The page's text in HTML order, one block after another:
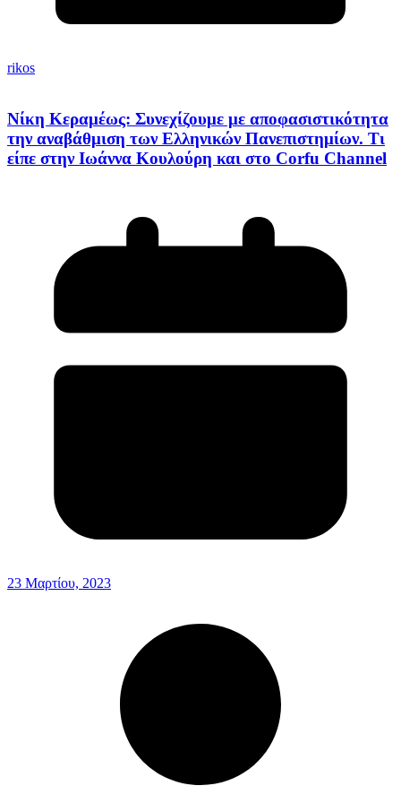
rikos
Νίκη Κεραμέως: Συνεχίζουμε με αποφασιστικότητα
την αναβάθμιση των Ελληνικών Πανεπιστημίων. Τι
είπε στην Ιωάννα Κουλούρη και στο Corfu Channel
23 Μαρτίου, 2023